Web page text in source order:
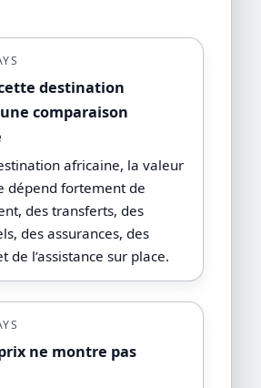
destination
comparaison
africaine, la valeur
dépend fortement de
des transferts, des
des assurances, des
de l’assistance sur place.
ne montre pas